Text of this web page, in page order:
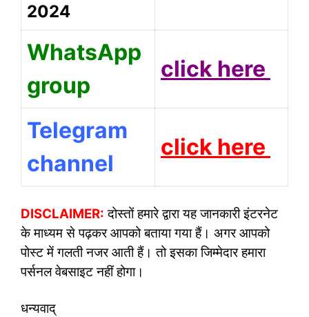
2024
WhatsApp
group
click here
Telegram
channel
click here
DISCLAIMER: दोस्तों हमारे द्वारा यह जानकारी इंटरनेट
के माध्यम से पढ़कर आपको बताया गया हैं। अगर आपको
पोस्ट में गलती नजर आती हैं। तो इसका जिम्मेदार हमारा
पर्सनल वेबसाइट नहीं होगा।
धन्यवाद्